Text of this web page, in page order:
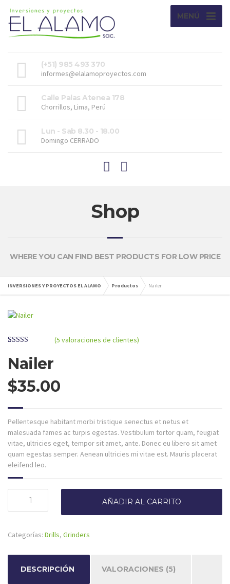
MENÚ
(+51) 985 493 370
informes@elalamoproyectos.com
Calle Palas Atenea 178
Chorrillos, Lima, Perú
Lun - Sab 8.30 - 18.00
Domingo CERRADO
Shop
WHERE YOU CAN FIND BEST PRODUCTS FOR LOW PRICE
INVERSIONES Y PROYECTOS EL ALAMO Productos Nailer
con
4.00
de 5 en
valoraciones
de clientes
(5 valoraciones de clientes)
Nailer
$35.00
Pellentesque habitant morbi tristique senectus et netus et
malesuada fames ac turpis egestas. Vestibulum tortor quam, feugiat
vitae, ultricies eget, tempor sit amet, ante. Donec eu libero sit amet
quam egestas semper. Aenean ultricies mi vitae est. Mauris placerat
eleifend leo.
cantidad
AÑADIR AL CARRITO
Categorías: Drills, Grinders
DESCRIPCIÓN VALORACIONES (5)